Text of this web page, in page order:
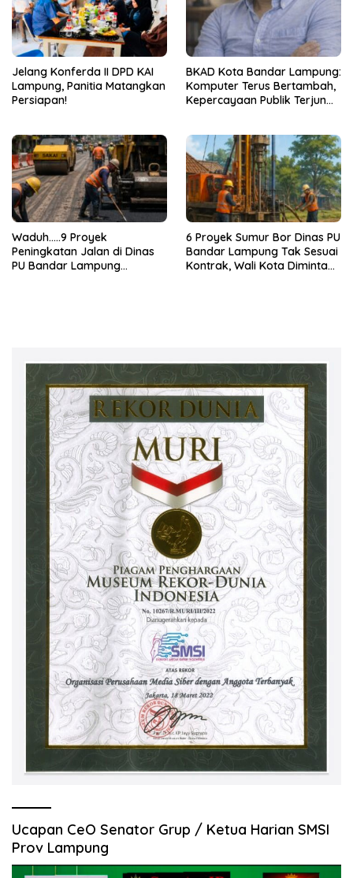
Jelang Konferda II DPD KAI
Lampung, Panitia Matangkan
Persiapan!
BKAD Kota Bandar Lampung:
Komputer Terus Bertambah,
Kepercayaan Publik Terjun
Waduh…..9 Proyek
Peningkatan Jalan di Dinas
PU Bandar Lampung
6 Proyek Sumur Bor Dinas PU
Bandar Lampung Tak Sesuai
Kontrak, Wali Kota Diminta
Ucapan CeO Senator Grup / Ketua Harian SMSI
Prov Lampung